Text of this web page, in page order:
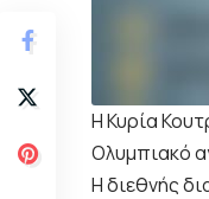
Η Κυρία
Ολυμπιακό
Η διεθνής